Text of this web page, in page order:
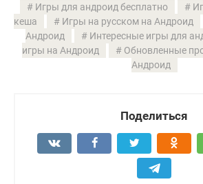
Игры для андроид бесплатно
кеша
Игры на русском на Андроид
Андроид
Интересные игры для
игры на Андроид
Обновленные
Андроид
Поделиться